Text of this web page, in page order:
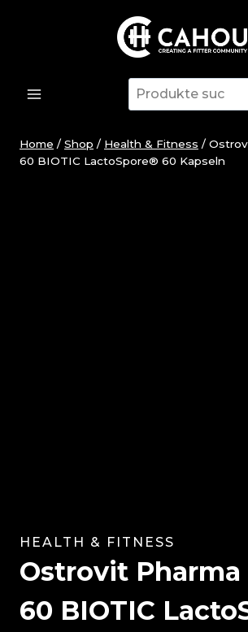
Suche
nach:
Home / Shop / Health & Fitness /
60 BIOTIC LactoSpore® 60 Kapseln
HEALTH & FITNESS
Ostrovit Pharma
60 BIOTIC